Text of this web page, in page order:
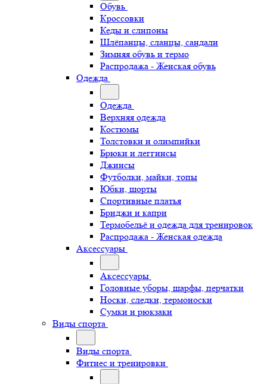
Обувь
Кроссовки
Кеды и слипоны
Шлёпанцы, сланцы, сандали
Зимняя обувь и термо
Распродажа - Женская обувь
Одежда
Одежда
Верхняя одежда
Костюмы
Толстовки и олимпийки
Брюки и леггинсы
Джинсы
Футболки, майки, топы
Юбки, шорты
Спортивные платья
Бриджи и капри
Термобельё и одежда для тренировок
Распродажа - Женская одежда
Аксессуары
Аксессуары
Головные уборы, шарфы, перчатки
Носки, следки, термоноски
Сумки и рюкзаки
Виды спорта
Виды спорта
Фитнес и тренировки